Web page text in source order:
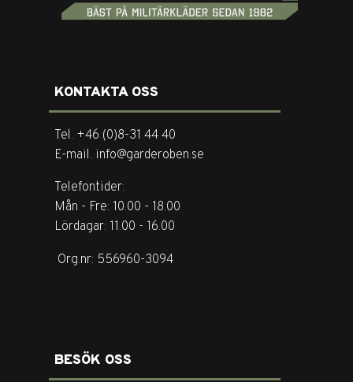
KONTAKTA OSS
Tel. +46 (0)8-31 44 40
E-mail. info@garderoben.se
Telefontider:
Mån - Fre: 10.00 - 18.00
Lördagar: 11.00 - 16.00
Org.nr: 556960-3094
BESÖK OSS